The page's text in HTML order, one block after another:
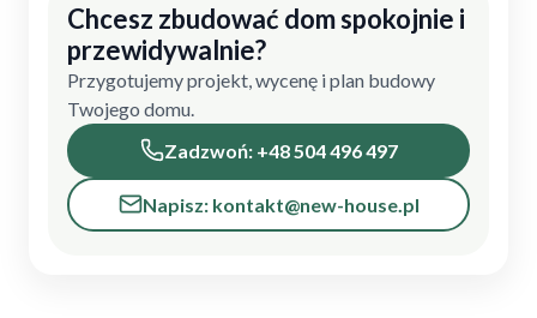
Chcesz zbudować dom spokojnie i
przewidywalnie?
Przygotujemy projekt, wycenę i plan budowy
Twojego domu.
Zadzwoń: +48 504 496 497
Napisz: kontakt@new-house.pl